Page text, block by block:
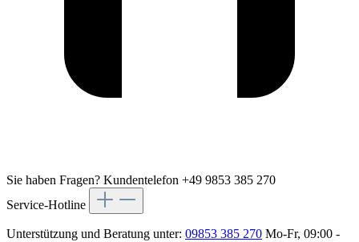
Sie haben Fragen? Kundentelefon +49 9853 385 270
Service-Hotline
Unterstützung und Beratung unter: 09853 385 270 Mo-Fr, 09:00 -